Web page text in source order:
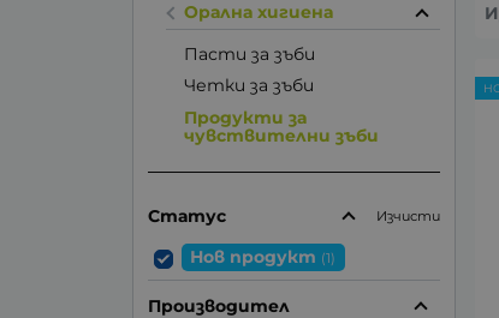
Орална хигиена
Пасти за зъби
Четки за зъби
Продукти за
чувствителни зъби
Статус Изчисти
Нов продукт (1)
Производител